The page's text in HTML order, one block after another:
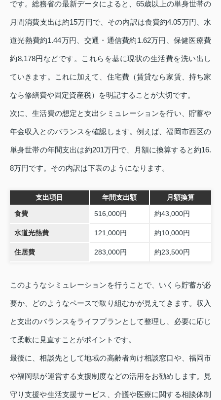
です。総務省の最新データによると、65歳以上の単身世帯の
月間消費支出は約15万円で、その内訳は食費約4.05万円、水
道光熱費約1.44万円、交通・通信費約1.62万円、保健医療費
約8,178円などです。これらを基に現状の生活費を洗い出し
ていきます。これに加えて、住宅費（賃貸なら家賃、持ち家
なら修繕費や固定資産税）を明記することが大切です。
次に、生活費の想定と支出シミュレーションを行い、貯蓄や
年金収入とのバランスを確認します。例えば、福岡市西区の
単身世帯の年間支出は約201万円で、月額に換算すると約16.
8万円です。その内訳は下表のようになります。
支出項目 年間支出額 月額換算
食費 516,000円 約43,000円
水道光熱費 121,000円 約10,000円
住居費 283,000円 約23,500円
このようなシミュレーションを行うことで、いくら貯蓄が必
要か、どのようなペースで取り組むかが見えてきます。収入
と支出のバランスをライフプランとして整理し、必要に応じ
て柔軟に見直すことがポイントです。
最後に、相談先として地域の高齢者向け相談窓口や、福岡市
や福岡県が運営する支援制度などの活用をお勧めします。見
守り支援や生活支援サービス、介護や医療に関する相談体制